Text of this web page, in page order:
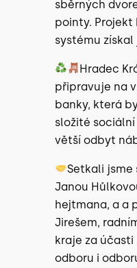
sběrných
pointy. Projekt
systému
Hradec
připravuje na
banky, která
složité
větší odbyt
Setkali jsme
Janou
hejtmana, a a
Jirešem,
kraje za
odboru i